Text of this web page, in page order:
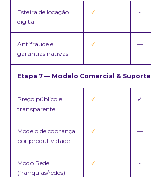
Esteira de locação
digital
✓ ~
Antifraude e
garantias nativas
✓ —
Etapa 7 — Modelo Comercial & Suporte
Preço público e
transparente
✓ ✓
Modelo de cobrança
por produtividade
✓ —
Modo Rede
(franquias/redes)
✓ ~